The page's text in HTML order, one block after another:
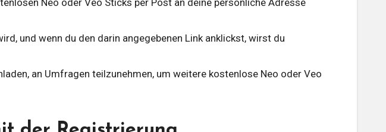
Neo oder Veo Sticks per Post an deine persönliche Adresse
und wenn du den darin angegebenen Link anklickst, wirst du
an Umfragen teilzunehmen, um weitere kostenlose Neo oder Veo